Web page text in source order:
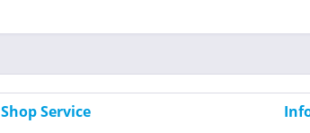
Shop Service